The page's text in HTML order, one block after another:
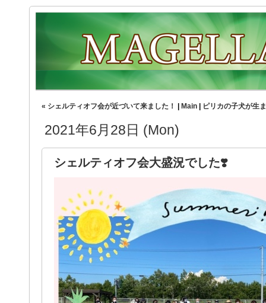
« シェルティオフ会が近づいて来ました！ Main ピリカの子犬が生
2021年6月28日 (Mon)
シェルティオフ会大盛況でした❣️